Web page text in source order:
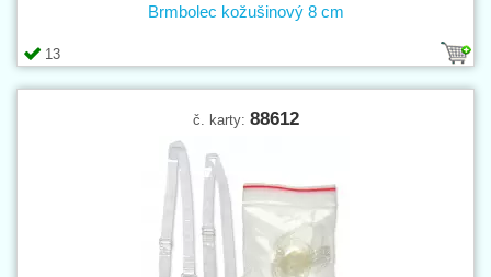
13
Brmbolec kožušinový 8 cm
č. karty: 88612